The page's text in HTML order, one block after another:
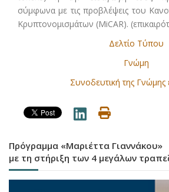
σύμφωνα με τις προβλέψεις του
Κρυπτονομισμάτων (MiCAR).
Δελτίο Τύπου
Γνώμη
Συνοδευτική της Γνώμης
Πρόγραμμα «Μαριέττα Γιαννάκου»
με τη στήριξη των 4 μεγάλων